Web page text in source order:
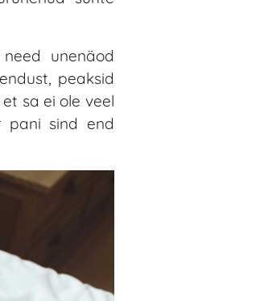
unenäod
peaksid
sa ei ole veel
pani sind end